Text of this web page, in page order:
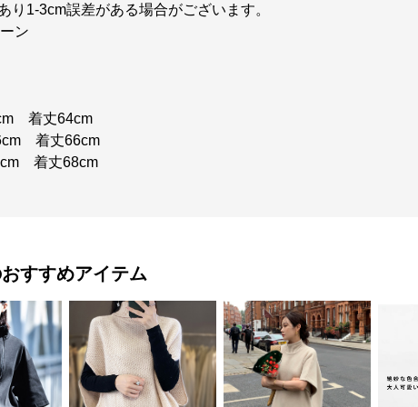
1-3cm誤差がある場合がございます。
ン
着丈64cm
着丈66cm
着丈68cm
すすめアイテム